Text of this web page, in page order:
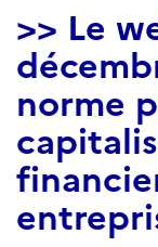
>> Le
norme